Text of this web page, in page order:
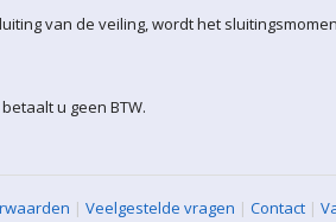
van de veiling, wordt het
u geen BTW.
| Veelgestelde vragen | Contact |